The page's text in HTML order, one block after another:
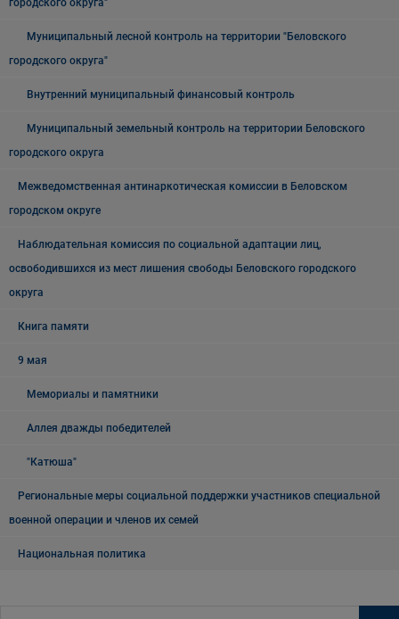
городского округа"
Муниципальный лесной контроль на территории "Беловского
городского округа"
Внутренний муниципальный финансовый контроль
Муниципальный земельный контроль на территории Беловского
городского округа
Межведомственная антинаркотическая комиссии в Беловском
городском округе
Наблюдательная комиссия по социальной адаптации лиц,
освободившихся из мест лишения свободы Беловского городского
округа
Книга памяти
9 мая
Мемориалы и памятники
Аллея дважды победителей
"Катюша"
Региональные меры социальной поддержки участников специальной
военной операции и членов их семей
Национальная политика